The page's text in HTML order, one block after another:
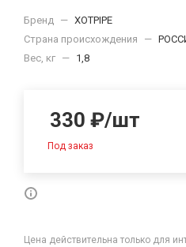
Бренд — XOTPIPE
Страна происхождения
—
Вес, кг — 1,8
330 ₽/шт
Под заказ
Цена действительна только для